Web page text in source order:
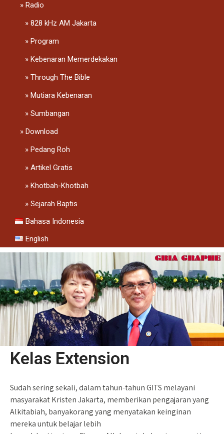
Radio
828 kHz AM Jakarta
Program
Kebenaran Memerdekakan
Through The Bible
Mutiara Kebenaran
Sumbangan
Download
Pedang Roh
Artikel Gratis
Khotbah-Khotbah
Sejarah Baptis
Bahasa Indonesia
English
Kelas Extension
Sudah sering sekali, dalam tahun-tahun GITS melayani
masyarakat Kristen Jakarta, memberikan pengajaran yang
Alkitabiah, banyakorang yang menyatakan keinginan
mereka untuk belajar lebih